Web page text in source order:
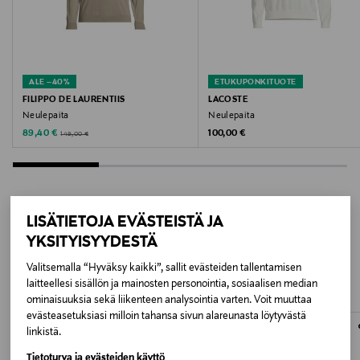
LISÄTIETOJA EVÄSTEISTÄ JA
YKSITYISYYDESTÄ
Valitsemalla “Hyväksy kaikki”, sallit evästeiden tallentamisen
laitteellesi sisällön ja mainosten personointia, sosiaalisen median
ominaisuuksia sekä liikenteen analysointia varten. Voit muuttaa
evästeasetuksiasi milloin tahansa sivun alareunasta löytyvästä
linkistä.
Kiina
Valmistajan tuotenumero
M002KZ
Valmistaja
Acc3ss Oy
Valmistajan osoite
Vanha Talvitie 10 F, 00580, Helsinki, Finland
Digitaalinen osoite
ALE –40%
FILIPPO DE LAURENTIIS
Neulepaita
Discounted Price
89,40 € Original Price
149,00 €
ETUKUPONKITUOTE
LACOSTE
Neulepaita
Original Price
100,00 €
LISÄÄ KIINNOSTAVIA
TUOTTEITA